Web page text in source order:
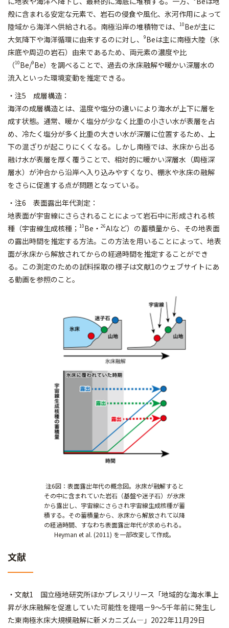
殻に含まれる安定な元素で、岩石の侵食や風化、氷河作用によって
陸域から海洋へ供給される。南極沿岸の堆積物では、
10Beが主に
大気降下や海洋循環に由来するのに対し、
9Beは主に南極大陸（氷
床底や周辺の岩石）由来であるため、両元素の濃度や比
（10Be/9Be）を調べることで、過去の氷床融解や暖かい深層水の
流入といった環境変動を推定できる。
・注5 成層構造：
海洋の成層構造とは、温度や塩分の違いにより海水が上下に層を
成す状態。通常、暖かく塩分が少なく比重の小さい水が表層を占
め、冷たく塩分が多く比重の大きい水が深層に位置するため、上
下の混ざりが起こりにくくなる。しかし南極では、氷床から出る
融け水が表層を厚く覆うことで、相対的に暖かい深層水（周極深
層水）が沖合から沿岸へ入り込みやすくなり、棚氷や氷床の融解
をさらに促進する点が問題となっている。
・注6 表面露出年代測定：
地表面が宇宙線にさらされることによって岩石中に形成される核
種（宇宙線生成核種； 10Be・ 26Alなど）の蓄積量から、その地表面
の露出時間を推定する方法。この方法を用いることによって、地表
面が氷床から解放されてからの経過時間を推定することができ
る。この測定のための試料採取の様子は文献1のウェブサイトにあ
る動画を参照のこと。
注6図：表面露出年代の概念図。氷床が融解すると
その中に含まれていた岩石（基盤や迷子石）が氷床
から露出し、宇宙線にさらされ宇宙線生成核種が蓄
積する。その蓄積量から、氷床から解放されて以降
の経過時間、すなわち表面露出年代が求められる。
Heyman et al. (2011) を一部改変して作成。
文献
・文献1 国立極地研究所ほかプレスリリース「地域的な海水準上
昇が氷床融解を促進していた可能性を提唱－9～5千年前に発生し
た東南極氷床大規模融解に新メカニズム―」2022年11月29日